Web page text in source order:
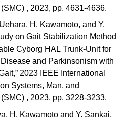
, 2023, pp. 4631-4636.
H. Kawamoto, and Y.
on Gait Stabilization Method
Cyborg HAL Trunk-Unit for
Disease and Parkinsonism with
2023 IEEE International
Systems, Man, and
, 2023, pp. 3228-3233.
H. Kawamoto and Y. Sankai,